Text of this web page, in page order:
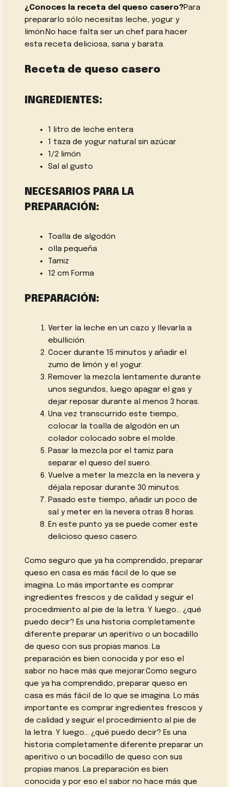
¿Conoces la receta del queso casero?Para
prepararlo sólo necesitas leche, yogur y
limón.No hace falta ser un chef para hacer
esta receta deliciosa, sana y barata.
Receta de queso casero
INGREDIENTES:
1 litro de leche entera
1 taza de yogur natural sin azúcar
1/2 limón
Sal al gusto
NECESARIOS PARA LA
PREPARACIÓN:
Toalla de algodón
olla pequeña
Tamiz
12 cm Forma
PREPARACIÓN:
Verter la leche en un cazo y llevarla a
ebullición.
Cocer durante 15 minutos y añadir el
zumo de limón y el yogur.
Remover la mezcla lentamente durante
unos segundos, luego apagar el gas y
dejar reposar durante al menos 3 horas.
Una vez transcurrido este tiempo,
colocar la toalla de algodón en un
colador colocado sobre el molde.
Pasar la mezcla por el tamiz para
separar el queso del suero.
Vuelve a meter la mezcla en la nevera y
déjala reposar durante 30 minutos.
Pasado este tiempo, añadir un poco de
sal y meter en la nevera otras 8 horas.
En este punto ya se puede comer este
delicioso queso casero.
Como seguro que ya ha comprendido, preparar
queso en casa es más fácil de lo que se
imagina. Lo más importante es comprar
ingredientes frescos y de calidad y seguir el
procedimiento al pie de la letra. Y luego… ¿qué
puedo decir? Es una historia completamente
diferente preparar un aperitivo o un bocadillo
de queso con sus propias manos. La
preparación es bien conocida y por eso el
sabor no hace más que mejorar.Como seguro
que ya ha comprendido, preparar queso en
casa es más fácil de lo que se imagina. Lo más
importante es comprar ingredientes frescos y
de calidad y seguir el procedimiento al pie de
la letra. Y luego… ¿qué puedo decir? Es una
historia completamente diferente preparar un
aperitivo o un bocadillo de queso con sus
propias manos. La preparación es bien
conocida y por eso el sabor no hace más que